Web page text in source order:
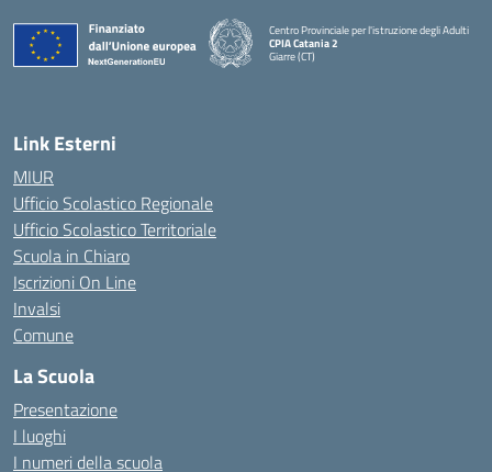
Centro Provinciale per l'istruzione degli Adulti
CPIA Catania 2
Giarre (CT)
Link Esterni
MIUR
Ufficio Scolastico Regionale
Ufficio Scolastico Territoriale
Scuola in Chiaro
Iscrizioni On Line
Invalsi
Comune
La Scuola
Presentazione
I luoghi
I numeri della scuola